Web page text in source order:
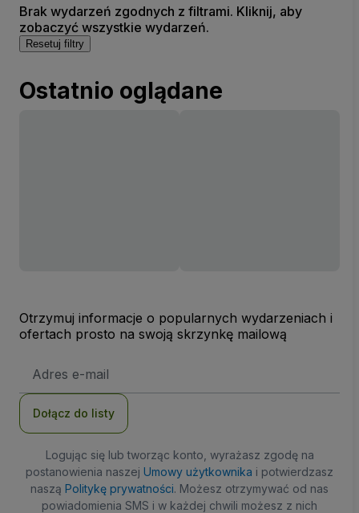
Brak wydarzeń zgodnych z filtrami. Kliknij, aby
zobaczyć wszystkie wydarzeń.
Resetuj filtry
Ostatnio oglądane
Otrzymuj informacje o popularnych wydarzeniach i
ofertach prosto na swoją skrzynkę mailową
e-
Dołącz do listy
Logując się lub tworząc konto, wyrażasz zgodę na
postanowienia naszej Umowy użytkownika i potwierdzasz
naszą Politykę prywatności. Możesz otrzymywać od nas
powiadomienia SMS i w każdej chwili możesz z nich